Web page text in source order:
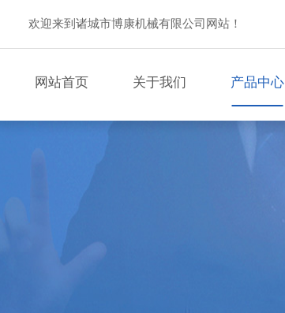
欢迎来到诸城市博康机械有限公司网站！
网站首页 关于我们 产品中心